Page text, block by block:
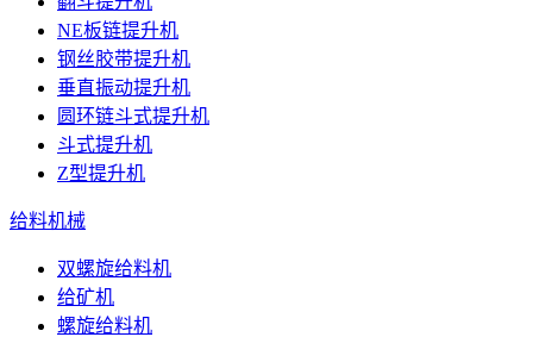
NE板链提升机
钢丝胶带提升机
垂直振动提升机
圆环链斗式提升机
斗式提升机
Z型提升机
给料机械
双螺旋给料机
给矿机
螺旋给料机